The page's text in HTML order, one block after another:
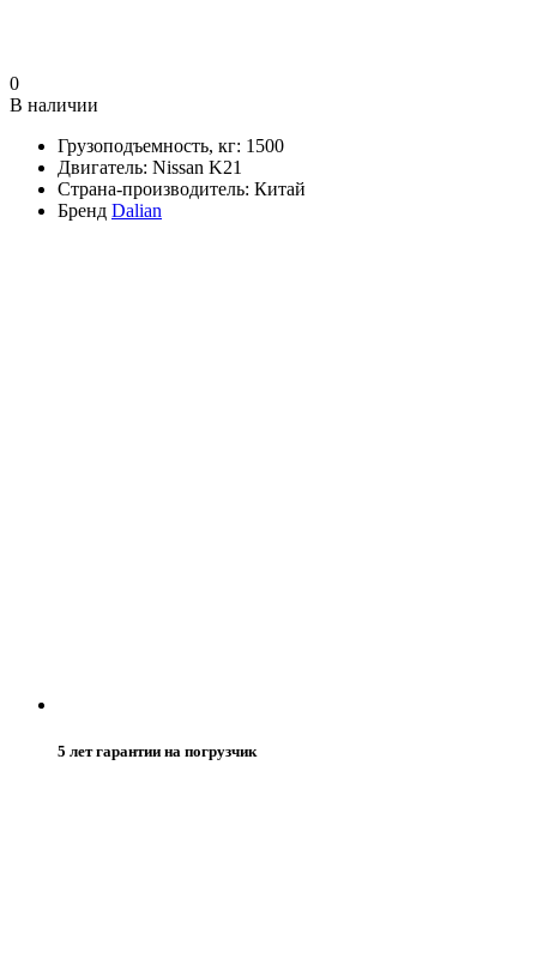
0
В наличии
Грузоподъемность, кг: 1500
Двигатель: Nissan K21
Страна-производитель: Китай
Бренд Dalian
5 лет гарантии на погрузчик